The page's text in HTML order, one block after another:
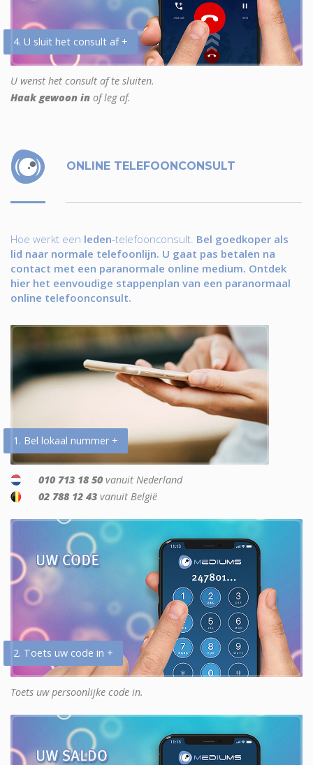
4. U sluit het consult af +
U wenst het consult af te sluiten.
Haak gewoon in of leg af.
ONLINE TELEFOONCONSULT
Hoe werkt een leden-telefoonconsult. Bel goedkoper als
lid naar normale telefoonlijn. U gaat pas betalen na
contact met een paranormale online medium. Ontdek
hier het eenvoudige stappenplan van een paranormaal
online telefoonconsult.
1. Bel lokaal nummer +
010 713 18 50 vanuit Nederland
02 788 12 43 vanuit België
2. Toets uw code in +
Toets uw persoonlijke code in.